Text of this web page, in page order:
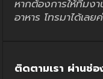
หากต้องการให้ทีมง
อาหาร โทรมาได้เล
ติดตามเรา ผ่านช่อ